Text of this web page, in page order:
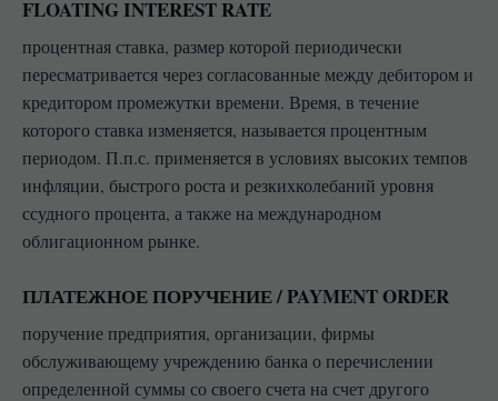
FLOATING INTEREST RATE
процентная ставка, размер которой периодически
пересматривается через согласованные между дебитором и
кредитором промежутки времени. Время, в течение
которого ставка изменяется, называется процентным
периодом. П.п.с. применяется в условиях высоких темпов
инфляции, быстрого роста и резкихколебаний уровня
ссудного процента, а также на международном
облигационном рынке.
ПЛАТЕЖНОЕ ПОРУЧЕНИЕ / PAYMENT ORDER
поручение предприятия, организации, фирмы
обслуживающему учреждению банка о перечислении
определенной суммы со своего счета на счет другого